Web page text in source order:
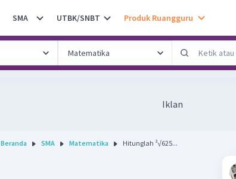
SMA UTBK/SNBT Produk Ruangguru
Iklan
Beranda SMA Matematika Hitunglah ³√625...